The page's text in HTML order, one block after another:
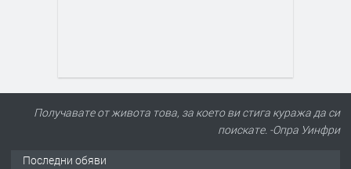
Получавате от живота това, за което ви стига куража да си
поискате. -Опра Уинфри
Последни обяви